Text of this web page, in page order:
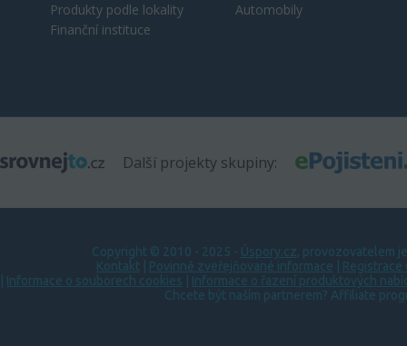
Produkty podle lokality
Finanční instituce
Automobily
Další projekty skupiny:
Copyright © 2010 - 2025 - Úspory.cz, provozovatelem
Kontakt
Povinně zveřejňované informace
Registrace
Informace o souborech cookies
Informace o řazení produktových
Chcete být naším partnerem? Affiliate